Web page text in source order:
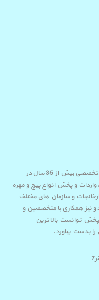
گروه صنعتی جهان پیچ صنعت دارای فعالیت تخصصی بیش از 35 سال در
و پخش انواع پیچ و مهره
و سازمان های مختلف
نیز همکاری با متخصصین و
پخش توانست بالاترین
بدست بیاورد.